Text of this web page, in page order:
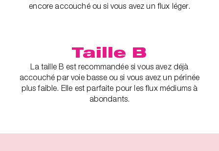
encore accouché ou si vous avez un flux léger.
Taille B
La taille B est recommandée si vous avez déjà
accouché par voie basse ou si vous avez un périnée
plus faible. Elle est parfaite pour les flux médiums à
abondants.